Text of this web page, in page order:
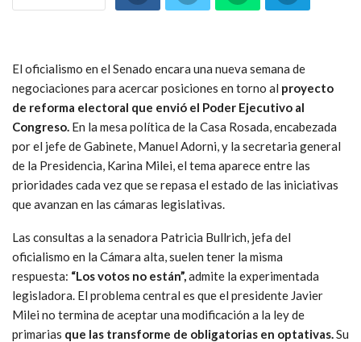
El oficialismo en el Senado encara una nueva semana de
negociaciones para acercar posiciones en torno al proyecto
de reforma electoral que envió el Poder Ejecutivo al
Congreso. En la mesa política de la Casa Rosada, encabezada
por el jefe de Gabinete, Manuel Adorni, y la secretaria general
de la Presidencia, Karina Milei, el tema aparece entre las
prioridades cada vez que se repasa el estado de las iniciativas
que avanzan en las cámaras legislativas.
Las consultas a la senadora Patricia Bullrich, jefa del
oficialismo en la Cámara alta, suelen tener la misma
respuesta: “Los votos no están”,admite la experimentada
legisladora. El problema central es que el presidente Javier
Milei no termina de aceptar una modificación a la ley de
primarias que las transforme de obligatorias en optativas.Su